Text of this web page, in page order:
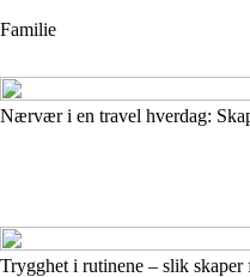
Familie
Nærvær i en travel hverdag:
Trygghet i rutinene – slik skaper